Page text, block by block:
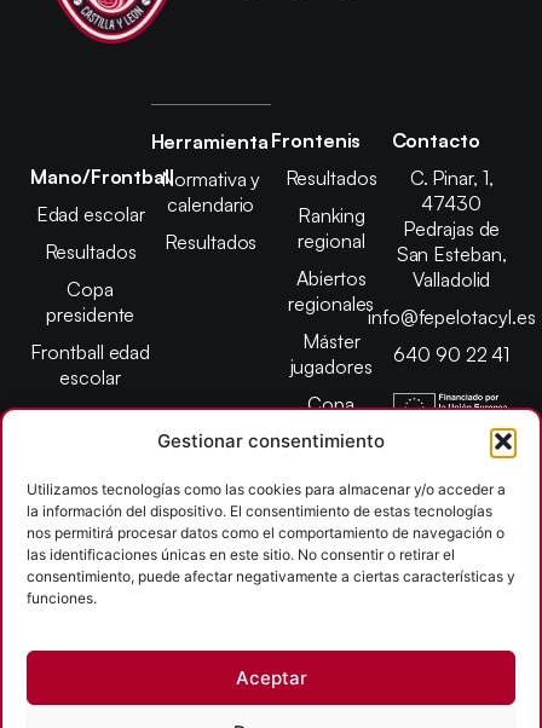
Gestionar consentimiento
Utilizamos tecnologías como las cookies para almacenar y/o acceder a
la información del dispositivo. El consentimiento de estas tecnologías
nos permitirá procesar datos como el comportamiento de navegación o
las identificaciones únicas en este sitio. No consentir o retirar el
consentimiento, puede afectar negativamente a ciertas características y
funciones.
Aceptar
Mano/Frontball
Edad escolar
Resultados
Copa
presidente
Frontball edad
escolar
Herramienta
Normativa y
calendario
Resultados
Frontenis
Resultados
Ranking
regional
Abiertos
regionales
Máster
jugadores
Copa
presidente
escolar
Campeonato
provincial
León
Contacto
C. Pinar, 1,
47430
Pedrajas de
San Esteban,
Valladolid
info@fepelotacyl.es
640 90 22 41
Copyright © 2026
Federación Pelota Castilla y León | FePelotaCyL
| Desarrollado porTOOOLS